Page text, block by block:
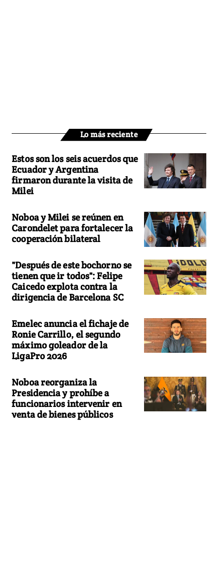
Lo más reciente
Estos son los seis acuerdos que
Ecuador y Argentina
firmaron durante la visita de
Milei
Noboa y Milei se reúnen en
Carondelet para fortalecer la
cooperación bilateral
"Después de este bochorno se
tienen que ir todos": Felipe
Caicedo explota contra la
dirigencia de Barcelona SC
Emelec anuncia el fichaje de
Ronie Carrillo, el segundo
máximo goleador de la
LigaPro 2026
Noboa reorganiza la
Presidencia y prohíbe a
funcionarios intervenir en
venta de bienes públicos